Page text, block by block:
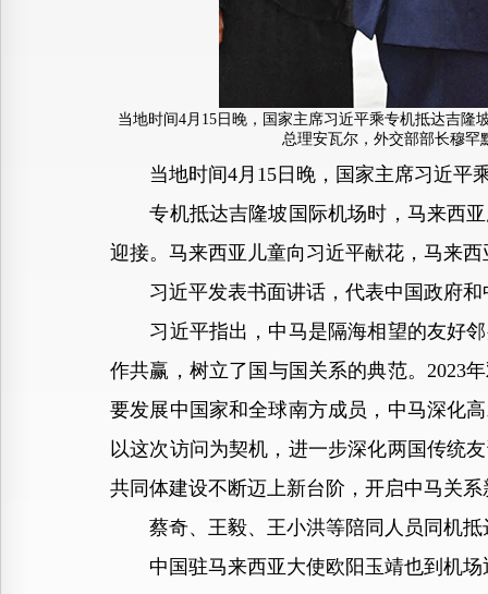
当地时间4月15日晚，国家主席习近平乘专机抵达吉
总理安瓦尔，外交部部长穆罕
当地时间4月15日晚，国家主席习近平乘
专机抵达吉隆坡国际机场时，马来西亚
迎接。马来西亚儿童向习近平献花，马来
习近平发表书面讲话，代表中国政府和
习近平指出，中马是隔海相望的友好邻
作共赢，树立了国与国关系的典范。2023
要发展中国家和全球南方成员，中马深化
以这次访问为契机，进一步深化两国传统
共同体建设不断迈上新台阶，开启中马关系
蔡奇、王毅、王小洪等陪同人员同机抵
中国驻马来西亚大使欧阳玉靖也到机场